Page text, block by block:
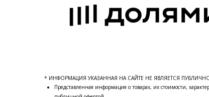
* ИНФОРМАЦИЯ УКАЗАННАЯ НА САЙТЕ НЕ ЯВЛЯЕТСЯ
Представленная информация о товарах, их стоимости,